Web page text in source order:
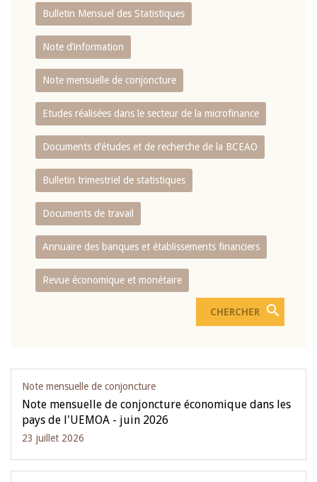
Bulletin Mensuel des Statistiques
Note d’information
Note mensuelle de conjoncture
Etudes réalisées dans le secteur de la microfinance
Documents d’études et de recherche de la BCEAO
Bulletin trimestriel de statistiques
Documents de travail
Annuaire des banques et établissements financiers
Revue économique et monétaire
Note mensuelle de conjoncture
Note mensuelle de conjoncture économique dans les
pays de l'UEMOA - juin 2026
23 juillet 2026